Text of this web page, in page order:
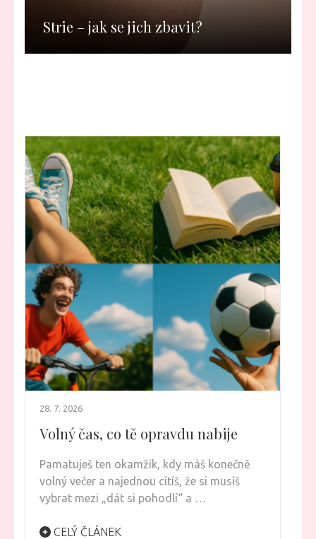
Strie – jak se jich zbavit?
28. 7. 2026
Volný čas, co tě opravdu nabije
Pamatuješ ten okamžik, kdy máš konečně
volný večer a najednou cítíš, že si musíš
vybrat mezi „dát si pohodlí“ a …
CELÝ ČLÁNEK